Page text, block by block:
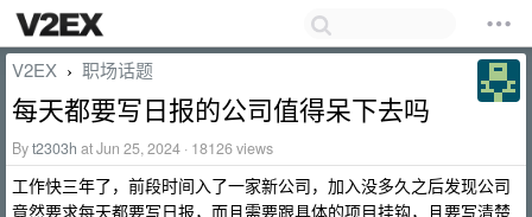
V2EX › 职场话题
每天都要写日报的公司值得呆下去吗
Byt2303h at Jun 25, 2024 · 18126 views
工作快三年了，前段时间入了一家新公司，加入没多久之后发现公司
竟然要求每天都要写日报，而且需要跟具体的项目挂钩，且要写清楚